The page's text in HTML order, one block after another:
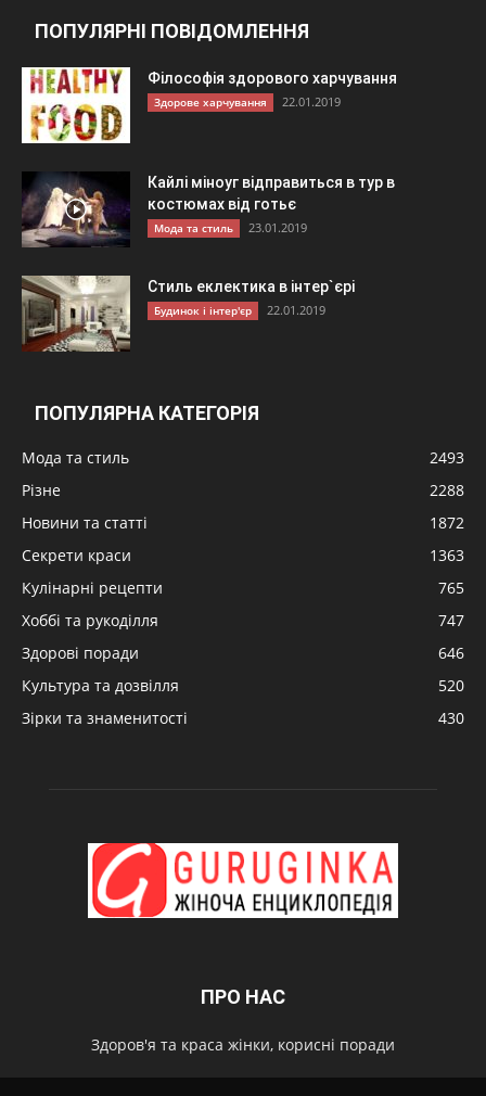
ПОПУЛЯРНІ ПОВІДОМЛЕННЯ
Філософія здорового харчування
Здорове харчування 22.01.2019
Кайлі міноуг відправиться в тур в
костюмах від готьє
Мода та стиль 23.01.2019
Стиль еклектика в інтер`єрі
Будинок і інтер'єр 22.01.2019
ПОПУЛЯРНА КАТЕГОРІЯ
Мода та стиль
2493
Різне
2288
Новини та статті
1872
Секрети краси
1363
Кулінарні рецепти
765
Хоббі та рукоділля
747
Здорові поради
646
Культура та дозвілля
520
Зірки та знаменитості
430
ПРО НАС
Здоров'я та краса жінки, корисні поради